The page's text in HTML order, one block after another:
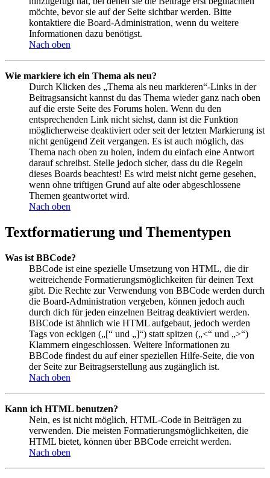
möchte, bevor sie auf der Seite sichtbar werden. Bitte
kontaktiere die Board-Administration, wenn du weitere
Informationen dazu benötigst.
Nach oben
Wie markiere ich ein Thema als neu?
Durch Klicken des „Thema als neu markieren“-Links in der
Beitragsansicht kannst du das Thema wieder ganz nach oben
auf die erste Seite des Forums holen. Wenn du den
entsprechenden Link nicht siehst, dann ist die Funktion
möglicherweise deaktiviert oder seit der letzten Markierung ist
nicht genügend Zeit vergangen. Es ist auch möglich, das
Thema nach oben zu holen, indem du einfach eine Antwort
darauf schreibst. Stelle jedoch sicher, dass du die Regeln
dieses Boards beachtest! Es wird meist nicht gerne gesehen,
wenn ohne triftigen Grund auf alte oder abgeschlossene
Themen geantwortet wird.
Nach oben
Textformatierung und Thementypen
Was ist BBCode?
BBCode ist eine spezielle Umsetzung von HTML, die dir
weitreichende Formatierungsmöglichkeiten für deinen Text
gibt. Die Rechte zur Verwendung von BBCode werden durch
die Board-Administration vergeben, können jedoch auch
durch dich für jeden einzelnen Beitrag deaktiviert werden.
BBCode ist ähnlich wie HTML aufgebaut, jedoch werden
Tags von eckigen („[“ und „]“) statt spitzen („<“ und „>“)
Klammern eingeschlossen. Weitere Informationen zu
BBCode findest du auf einer speziellen Hilfe-Seite, die von
der Seite zur Beitragserstellung aus zugänglich ist.
Nach oben
Kann ich HTML benutzen?
Nein, es ist nicht möglich, HTML-Code in Beiträgen zu
verwenden. Die meisten Formatierungsmöglichkeiten, die
HTML bietet, können über BBCode erreicht werden.
Nach oben